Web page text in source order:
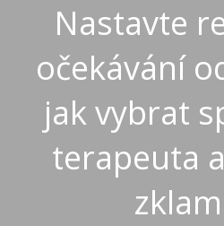
Nastavte
očekávání
jak vybrat
terapeuta